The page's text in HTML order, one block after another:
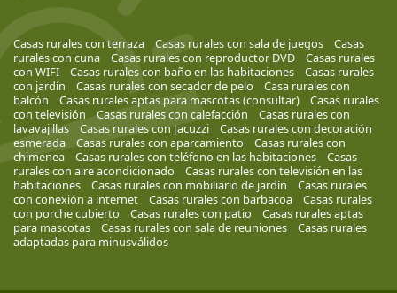
Casas rurales con terraza Casas rurales con sala de juegos
Casas
rurales con cuna
Casas rurales con reproductor DVD
Casas rurales
con WIFI
Casas rurales con baño en las habitaciones
Casas rurales
con jardín
Casas rurales con secador de pelo
Casa rurales con
balcón
Casas rurales aptas para mascotas (consultar)
Casas rurales
con televisión
Casas rurales con calefacción
Casas rurales con
lavavajillas
Casas rurales con Jacuzzi
Casas rurales con decoración
esmerada
Casas rurales con aparcamiento
Casas rurales con
chimenea
Casas rurales con teléfono en las habitaciones
Casas
rurales con aire acondicionado
Casas rurales con televisión en las
habitaciones
Casas rurales con mobiliario de jardín
Casas rurales
con conexión a internet
Casas rurales con barbacoa
Casas rurales
con porche cubierto
Casas rurales con patio
Casas rurales aptas
para mascotas
Casas rurales con sala de reuniones
Casas rurales
adaptadas para minusválidos